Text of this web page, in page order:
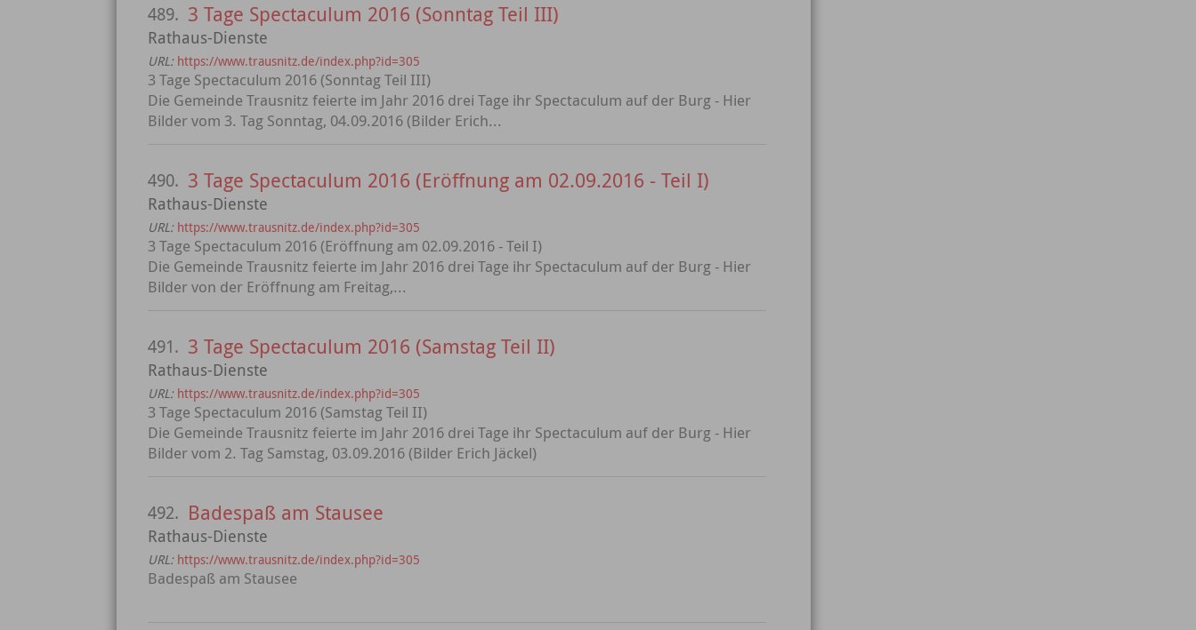
489. 3 Tage Spectaculum 2016 (Sonntag Teil III)
Rathaus-Dienste
URL: https://www.trausnitz.de/index.php?id=305
3 Tage Spectaculum 2016 (Sonntag Teil III)
Die Gemeinde Trausnitz feierte im Jahr 2016 drei Tage ihr Spectaculum auf der Burg - Hier
Bilder vom 3. Tag Sonntag, 04.09.2016 (Bilder Erich...
490. 3 Tage Spectaculum 2016 (Eröffnung am 02.09.2016 - Teil I)
Rathaus-Dienste
URL: https://www.trausnitz.de/index.php?id=305
3 Tage Spectaculum 2016 (Eröffnung am 02.09.2016 - Teil I)
Die Gemeinde Trausnitz feierte im Jahr 2016 drei Tage ihr Spectaculum auf der Burg - Hier
Bilder von der Eröffnung am Freitag,...
491. 3 Tage Spectaculum 2016 (Samstag Teil II)
Rathaus-Dienste
URL: https://www.trausnitz.de/index.php?id=305
3 Tage Spectaculum 2016 (Samstag Teil II)
Die Gemeinde Trausnitz feierte im Jahr 2016 drei Tage ihr Spectaculum auf der Burg - Hier
Bilder vom 2. Tag Samstag, 03.09.2016 (Bilder Erich Jäckel)
492. Badespaß am Stausee
Rathaus-Dienste
URL: https://www.trausnitz.de/index.php?id=305
Badespaß am Stausee